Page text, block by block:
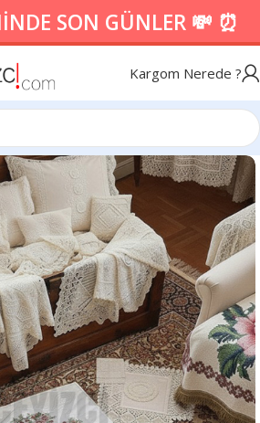
SON GÜNLER 💸 ⏰
Kargom Nerede ?